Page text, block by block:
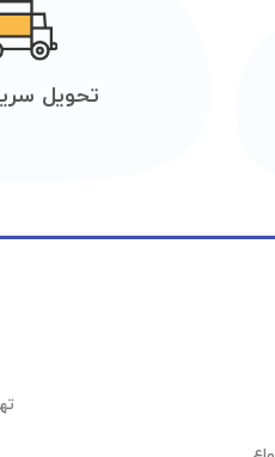
تحویل